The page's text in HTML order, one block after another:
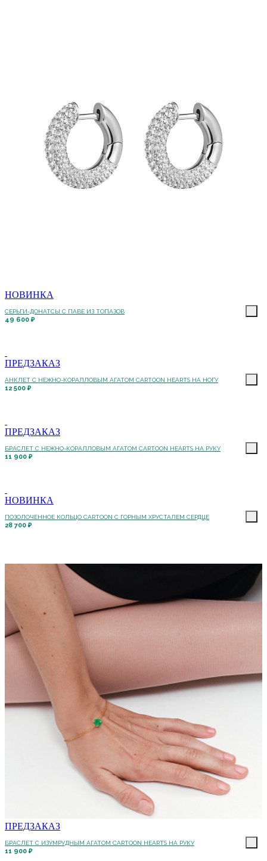
НОВИНКА
СЕРЬГИ-ДОНАТСЫ С ПАВЕ ИЗ ТОПАЗОВ
49 600 ₽
ПРЕДЗАКАЗ
АНКЛЕТ С НЕЖНО-КОРАЛЛОВЫМ АГАТОМ CARTOON HEARTS НА НОГУ
12 500 ₽
ПРЕДЗАКАЗ
БРАСЛЕТ С НЕЖНО-КОРАЛЛОВЫМ АГАТОМ CARTOON HEARTS НА РУКУ
11 900 ₽
НОВИНКА
ПОЗОЛОЧЕННОЕ КОЛЬЦО CARTOON C ГОРНЫМ ХРУСТАЛЕМ СЕРДЦЕ
28 700 ₽
ПРЕДЗАКАЗ
БРАСЛЕТ С ИЗУМРУДНЫМ АГАТОМ CARTOON HEARTS НА РУКУ
11 900 ₽